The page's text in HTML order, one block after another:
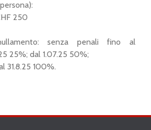
250
: senza penali fino al
25%; dal 1.07.25 50%;
31.8.25 100%.